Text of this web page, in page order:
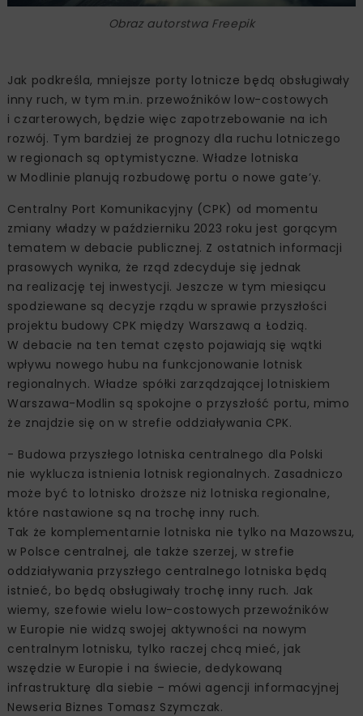
Obraz autorstwa Freepik
Jak podkreśla, mniejsze porty lotnicze będą obsługiwały
inny ruch, w tym m.in. przewoźników low-costowych
i czarterowych, będzie więc zapotrzebowanie na ich
rozwój. Tym bardziej że prognozy dla ruchu lotniczego
w regionach są optymistyczne. Władze lotniska
w Modlinie planują rozbudowę portu o nowe gate’y.
Centralny Port Komunikacyjny (CPK) od momentu
zmiany władzy w październiku 2023 roku jest gorącym
tematem w debacie publicznej. Z ostatnich informacji
prasowych wynika, że rząd zdecyduje się jednak
na realizację tej inwestycji. Jeszcze w tym miesiącu
spodziewane są decyzje rządu w sprawie przyszłości
projektu budowy CPK między Warszawą a Łodzią.
W debacie na ten temat często pojawiają się wątki
wpływu nowego hubu na funkcjonowanie lotnisk
regionalnych. Władze spółki zarządzającej lotniskiem
Warszawa-Modlin są spokojne o przyszłość portu, mimo
że znajdzie się on w strefie oddziaływania CPK.
- Budowa przyszłego lotniska centralnego dla Polski
nie wyklucza istnienia lotnisk regionalnych. Zasadniczo
może być to lotnisko droższe niż lotniska regionalne,
które nastawione są na trochę inny ruch.
Tak że komplementarnie lotniska nie tylko na Mazowszu,
w Polsce centralnej, ale także szerzej, w strefie
oddziaływania przyszłego centralnego lotniska będą
istnieć, bo będą obsługiwały trochę inny ruch. Jak
wiemy, szefowie wielu low-costowych przewoźników
w Europie nie widzą swojej aktywności na nowym
centralnym lotnisku, tylko raczej chcą mieć, jak
wszędzie w Europie i na świecie, dedykowaną
infrastrukturę dla siebie – mówi agencji informacyjnej
Newseria Biznes Tomasz Szymczak.